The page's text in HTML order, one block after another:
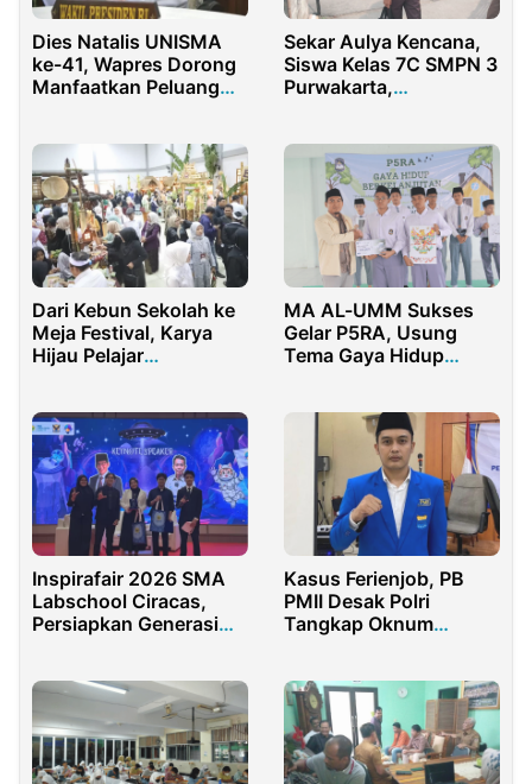
Dies Natalis UNISMA
ke-41, Wapres Dorong
Manfaatkan Peluang
Sekar Aulya Kencana,
Siswa Kelas 7C SMPN 3
Purwakarta,
di Pramuka Blok
Wanakula
Dari Kebun Sekolah ke
Meja Festival, Karya
Hijau Pelajar
MA AL-UMM Sukses
Gelar P5RA, Usung
Tema Gaya Hidup
Inspirafair 2026 SMA
Labschool Ciracas,
Persiapkan Generasi
Kasus Ferienjob, PB
PMII Desak Polri
Tangkap Oknum
Terlibat